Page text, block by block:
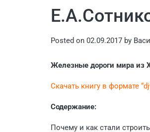
Posted on 02.09.2017 by
Железные дороги мира из
Скачать книгу в формате
Содержание:
Почему и как стали